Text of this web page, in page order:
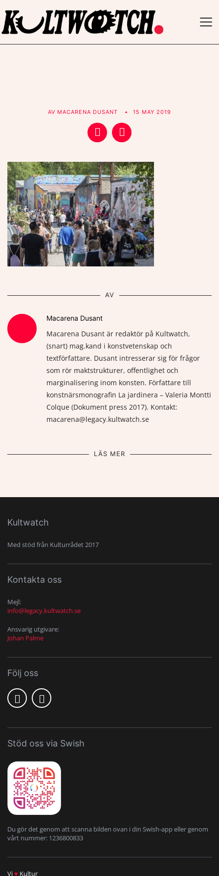
AV MACARENA DUSANT 15 MAY 2019
AV
Macarena Dusant
Macarena Dusant är redaktör på Kultwatch,
(snart) mag.kand i konstvetenskap och
textförfattare. Dusant intresserar sig för frågor
som rör maktstrukturer, offentlighet och
marginalisering inom konsten. Författare till
konstnärsmonografin La jardinera – Valeria Montti
Colque (Dokument press 2017). Kontakt:
macarena@legacy.kultwatch.se
LÄS MER
Kultwatch
Med stöd från Kulturrådet 2017
Kontakta oss
Mejl:
info@legacy.kultwatch.se
Ansvarig utgivare:
Johan Palme
Följ oss
Stöd oss via Swish
Du gör det genom att scanna bilden ovan i din Swish-app eller genom
vårt nummer: 1236800833
Vi♥ Kultur